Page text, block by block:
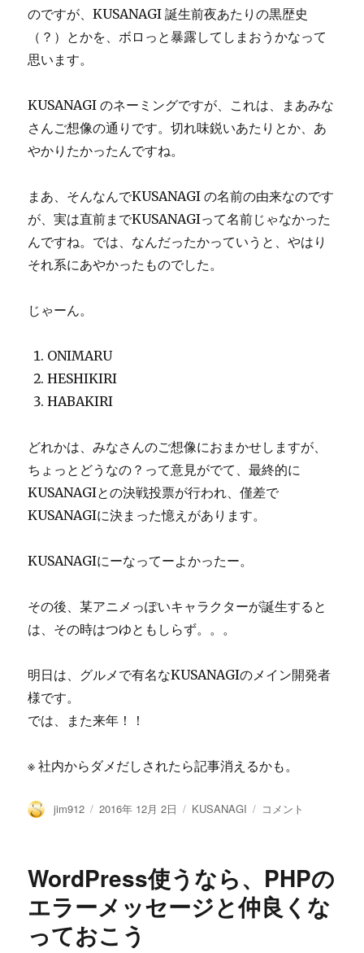
のですが、KUSANAGI 誕生前夜あたりの黒歴史
（？）とかを、ボロっと暴露してしまおうかなって
思います。
KUSANAGI のネーミングですが、これは、まあみな
さんご想像の通りです。切れ味鋭いあたりとか、あ
やかりたかったんですね。
まあ、そんなんでKUSANAGI の名前の由来なのです
が、実は直前までKUSANAGIって名前じゃなかった
んですね。では、なんだったかっていうと、やはり
それ系にあやかったものでした。
じゃーん。
ONIMARU
HESHIKIRI
HABAKIRI
どれかは、みなさんのご想像におまかせしますが、
ちょっとどうなの？って意見がでて、最終的に
KUSANAGIとの決戦投票が行われ、僅差で
KUSANAGIに決まった憶えがあります。
KUSANAGIにーなってーよかったー。
その後、某アニメっぽいキャラクターが誕生すると
は、その時はつゆともしらず。。。
明日は、グルメで有名なKUSANAGIのメイン開発者
様です。
では、また来年！！
※ 社内からダメだしされたら記事消えるかも。
投
jim912
投
2016年 12月 2日
カ
ー
KUSANAGI
KUSANAGI
ヒ
ミ
ツ
コメント
WordPress使うなら、PHPの
エラーメッセージと仲良くな
っておこう